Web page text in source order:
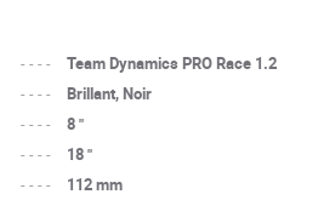
----
Team Dynamics PRO Race 1.2
----
Brillant, Noir
----
8 "
----
18 "
----
112 mm